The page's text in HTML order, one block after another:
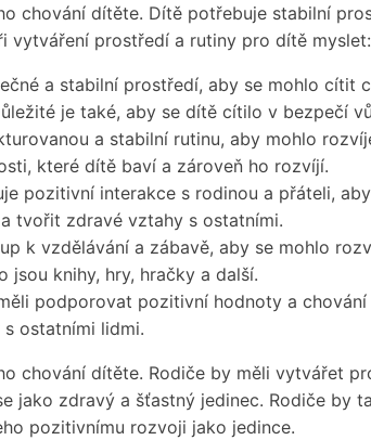
chování dítěte. Dítě potřebuje stabilní
vytváření prostředí a rutiny pro dítě myslet:
a stabilní prostředí, aby se mohlo
je také, aby se dítě cítilo v bezpečí
a stabilní rutinu, aby mohlo
které dítě baví a zároveň ho rozvíjí.
pozitivní interakce s rodinou a přáteli,
tvořit zdravé vztahy s ostatními.
k vzdělávání a zábavě, aby se mohlo
jsou knihy, hry, hračky a další.
podporovat pozitivní hodnoty a
ostatními lidmi.
chování dítěte. Rodiče by měli vytvářet
jako zdravý a šťastný jedinec. Rodiče
pozitivnímu rozvoji jako jedince.